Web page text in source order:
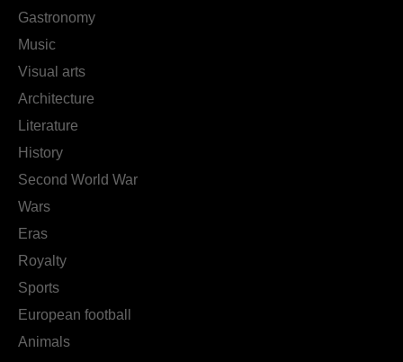
Gastronomy
Music
Visual arts
Architecture
Literature
History
Second World War
Wars
Eras
Royalty
Sports
European football
Animals